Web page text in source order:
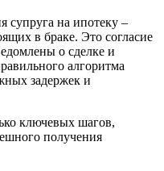
супруга на ипотеку –
в браке. Это согласие
о сделке и
алгоритма
задержек и
ключевых шагов,
получения